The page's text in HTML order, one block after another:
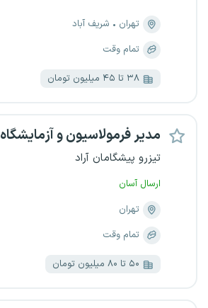
تهران
شریف آباد
تمام وقت
۳۸ تا ۴۵ میلیون تومان
مدیر فرمولاسیون و آزمایشگاه
تیزرو پیشگامان آراد
ارسال آسان
تهران
تمام وقت
۵۰ تا ۸۰ میلیون تومان